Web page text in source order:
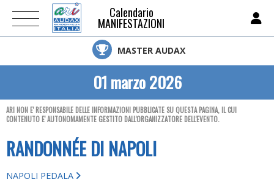
Calendario
MANIFESTAZIONI
MASTER AUDAX
01 marzo 2026
ARI NON E' RESPONSABILE DELLE INFORMAZIONI PUBBLICATE SU QUESTA PAGINA, IL CUI
CONTENUTO E' AUTONOMAMENTE GESTITO DALL'ORGANIZZATORE DELL'EVENTO.
RANDONNÉE DI NAPOLI
NAPOLI PEDALA